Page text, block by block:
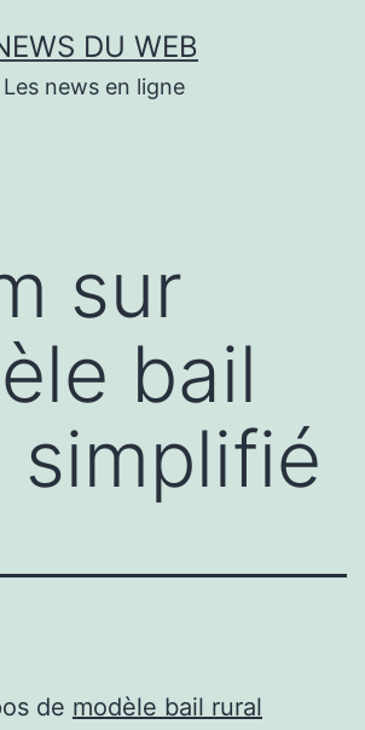
DU WEB
Les news en ligne
sur
bail
simplifié
de modèle bail rural